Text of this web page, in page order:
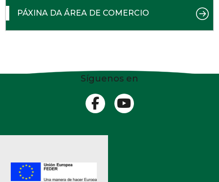
PÁXINA DA ÁREA DE COMERCIO
Síguenos en